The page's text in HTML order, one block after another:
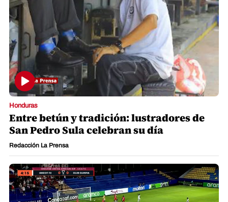
Honduras
Entre betún y tradición: lustradores de
San Pedro Sula celebran su día
Redacción La Prensa